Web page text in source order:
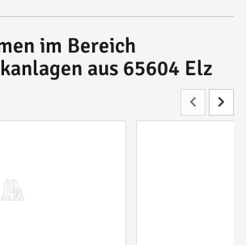
im Bereich
aus 65604 Elz